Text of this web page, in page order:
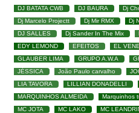
DJ BATATA CWB
DJ BAURA Dj
Dj Marcelo Projectt
Dj Mir RMX Dj
DJ SALLES
Dj Sander In The Mix
EDY LEMOND
EFEITOS EL
GLAUBER LIMA
GRUPO A.W.A
JÉSSICA
João Paulo carvalho
LIA TAVORA
LILLIAN DONADELLI
MARQUINHOS ALMEIDA
Marquinhos
MC JOTA
MC LAKO MC